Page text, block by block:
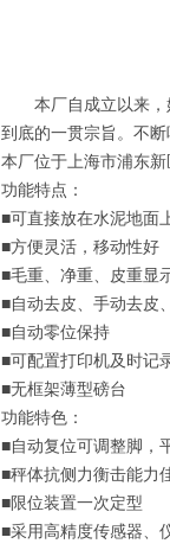
本厂自成立以来，始
到底的一贯宗旨。不
本厂位于上海市浦东
功能特点：
■可直接放在水泥地面
■方便灵活，移动性好
■毛重、净重、皮重显
■自动去皮、手动去皮
■自动零位保持
■可配置打印机及时记
■无框架薄型磅台
功能特色：
■自动复位可调整脚，
■秤体抗侧力衡击能力
■限位装置一次定型
■采用高精度传感器、